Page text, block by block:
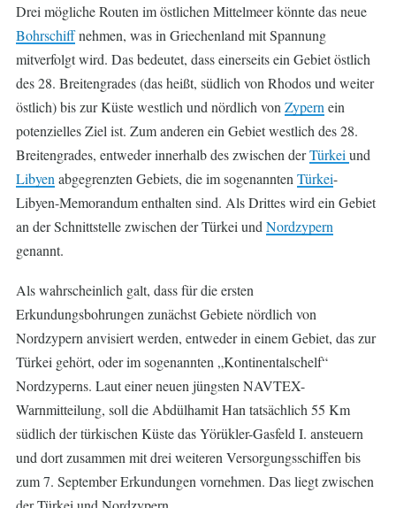
Drei mögliche Routen im östlichen Mittelmeer könnte das neue
Bohrschiffnehmen, was in Griechenland mit Spannung
mitverfolgt wird. Das bedeutet, dass einerseits ein Gebiet östlich
des 28. Breitengrades (das heißt, südlich von Rhodos und weiter
östlich) bis zur Küste westlich und nördlich von Zypern ein
potenzielles Ziel ist. Zum anderen ein Gebiet westlich des 28.
Breitengrades, entweder innerhalb des zwischen derTürkei und
Libyen abgegrenzten Gebiets, die im sogenannten Türkei-
Libyen-Memorandum enthalten sind. Als Drittes wird ein Gebiet
an der Schnittstelle zwischen der Türkei und Nordzypern
genannt.
Als wahrscheinlich galt, dass für die ersten
Erkundungsbohrungen zunächst Gebiete nördlich von
Nordzypern anvisiert werden, entweder in einem Gebiet, das zur
Türkei gehört, oder im sogenannten „Kontinentalschelf“
Nordzyperns. Laut einer neuen jüngsten NAVTEX-
Warnmitteilung, soll die Abdülhamit Han tatsächlich 55 Km
südlich der türkischen Küste das Yörükler-Gasfeld I. ansteuern
und dort zusammen mit drei weiteren Versorgungsschiffen bis
zum 7. September Erkundungen vornehmen. Das liegt zwischen